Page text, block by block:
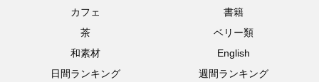
カフェ
書籍
茶
ベリー類
和素材
English
日間ランキング
週間ランキング